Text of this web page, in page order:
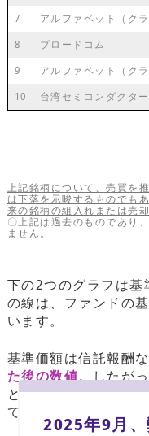
7
アルファベット（クラ
8
ブロードコム
9
アルファベット（クラ
10
台湾セミコンダクター
上記銘柄について、売買を
は下落を示唆するものでも
来の銘柄の組入れまたは売
〇上記は過去のものであり
ません。
下の2つのグラフは
の線は、ファンドの
います。
基準価額は信託報酬
た後の数値。したが
と、そうした「顔触
てきたかが分かります
2025年9月